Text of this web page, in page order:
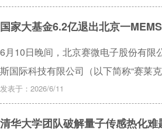
的补充，进一步拓展了磁传感领域独特
国家大基金6.2亿退出北京一
6月10日晚间，北京赛微电子股份有限
斯国际科技有限公司（以下简称“赛莱
金股份有限公司（以下简称“国家大基
简称“赛莱克斯北京”）19%股权。
发表于：2026/6/11
清华大学团队破解量子传感热化难